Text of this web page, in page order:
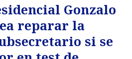
Gonzalo
reparar la
si se